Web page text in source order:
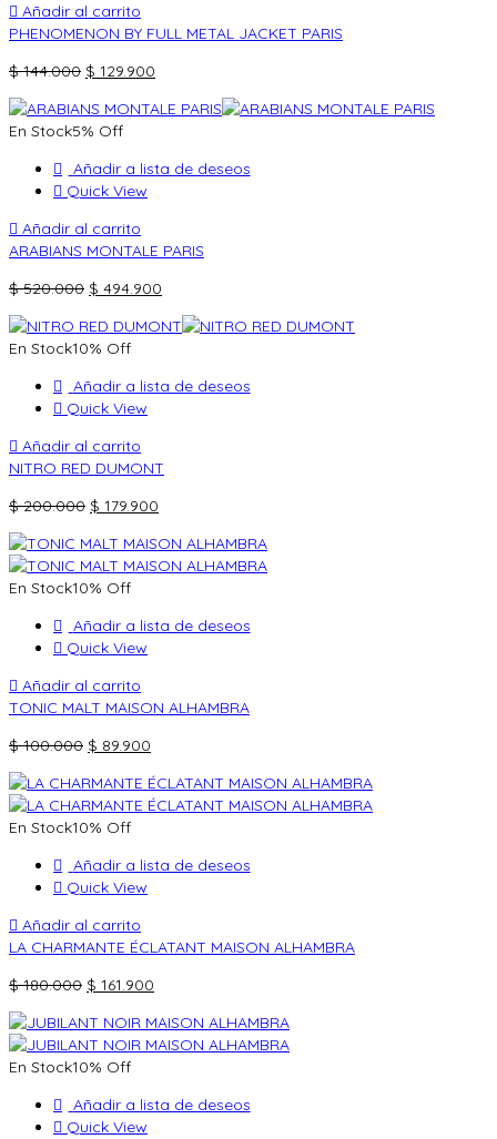
Añadir al carrito
PHENOMENON BY FULL METAL JACKET PARIS
$144.000 El
original
era:
$ 144.000.
$ 129.900
actual
$ 129.900.
En Stock5% Off
Añadir a lista de deseos
Quick View
Añadir al carrito
ARABIANS MONTALE PARIS
$520.000 El
original
era:
$ 520.000.
$ 494.900
actual
$ 494.900.
En Stock10% Off
Añadir a lista de deseos
Quick View
Añadir al carrito
NITRO RED DUMONT
$200.000 El
original
era:
$ 200.000.
$ 179.900
actual
es:
En Stock10% Off
Añadir a lista de deseos
Quick View
Añadir al carrito
TONIC MALT MAISON ALHAMBRA
$100.000 El
original
era:
$ 100.000.
$ 89.900
actual
es:
En Stock10% Off
Añadir a lista de deseos
Quick View
Añadir al carrito
LA CHARMANTE ÉCLATANT MAISON ALHAMBRA
$180.000 El
original
era:
$ 180.000.
$ 161.900
actual
es:
En Stock10% Off
Añadir a lista de deseos
Quick View